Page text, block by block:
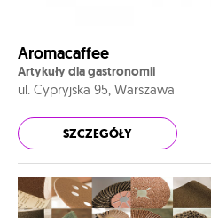
Aromacaffee
Artykuły dla gastronomii
ul. Cypryjska 95, Warszawa
SZCZEGÓŁY